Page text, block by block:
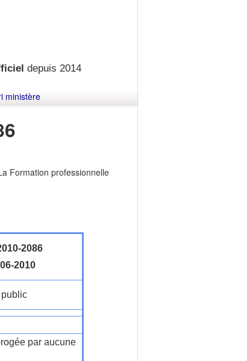
depuis 2014
ministère
Formation professionnelle
2086
2010
public
par aucune